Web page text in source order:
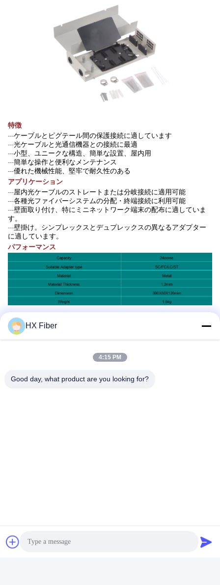
特徴
---ケーブルとピグテール間の保護接続に適しています
---光ケーブルと光通信機器との接続に最適
---小型、ユニークな構造、簡単な設置、屋内用
---簡単な操作と便利なメンテナンス
---優れた機械性能、堅牢で耐久性のある
アプリケーション
---屋内光ケーブルのストレートまたは分岐接続に適用可能
---各種光ファイバーシステムの分配・終端接続に利用可能
---壁面取り付け、特にミニネットワーク端末の配布に適していま
す。
---壁掛け。シンプレックスとデュプレックスの異なるアダプター
に適しています。
パフォーマンス
タグ: 光ファイバースプリッター端末箱
プライバシーポリシー
| 中国 良質 屋外の装甲光ファイ
HX Fiber
4:15 PM
Good day, what product are you looking for?